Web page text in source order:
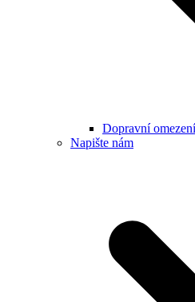
Dopravní
Napište nám